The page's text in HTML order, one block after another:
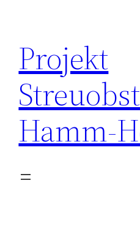
springen
Projekt
Hamm-